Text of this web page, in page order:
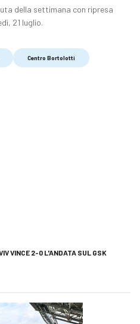
della settimana con ripresa
21 luglio.
Centro Bortolotti
VINCE 2-0 L'ANDATA SUL GSK